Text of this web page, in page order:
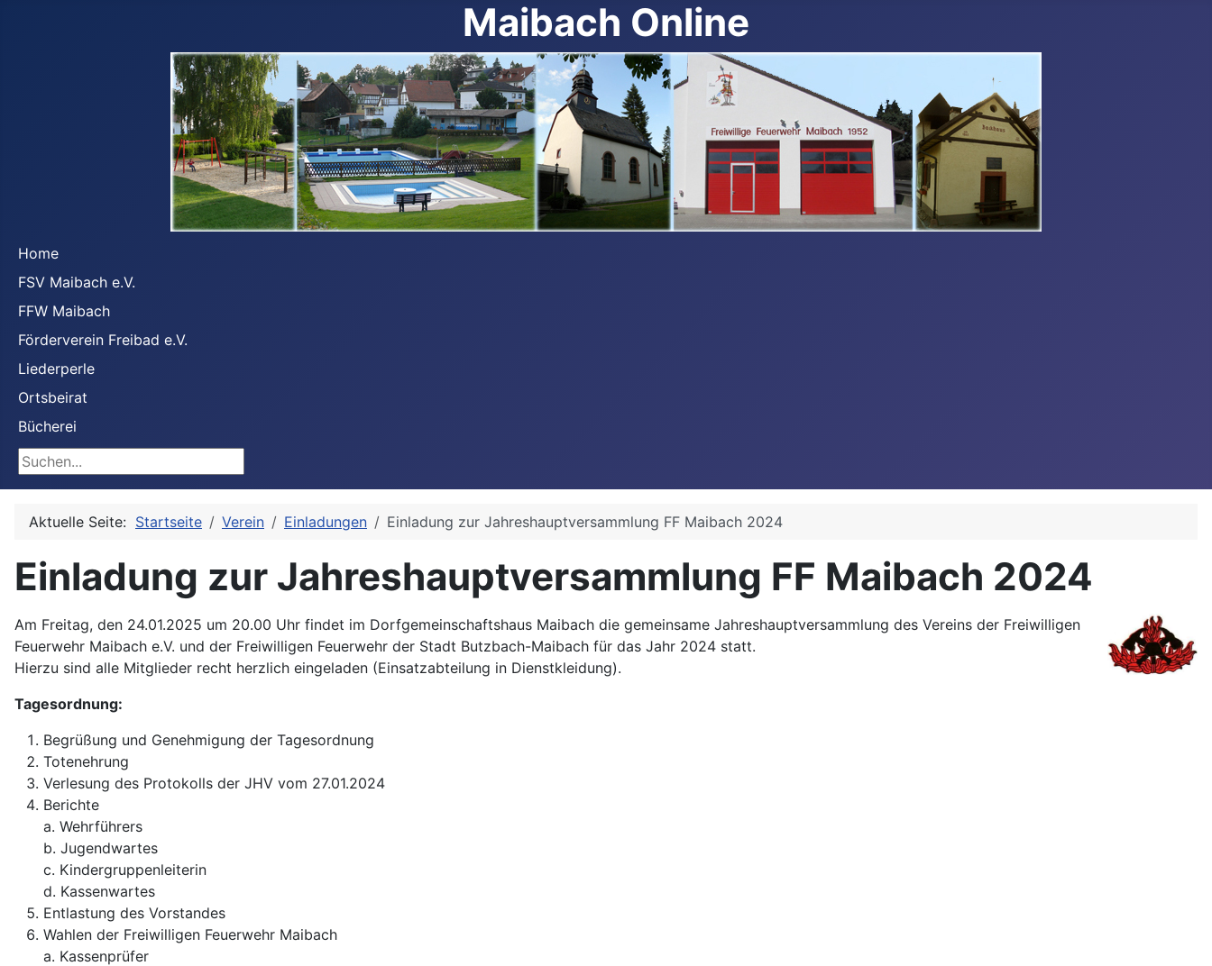
Maibach Online
Home
FSV Maibach e.V.
FFW Maibach
Förderverein Freibad e.V.
Liederperle
Ortsbeirat
Bücherei
Suchen
Aktuelle Seite: Startseite Verein Einladungen Einladung zur Jahreshauptversammlung FF Maibach 2024
Einladung zur Jahreshauptversammlung FF Maibach 2024
Am Freitag, den 24.01.2025 um 20.00 Uhr findet im Dorfgemeinschaftshaus Maibach die gemeinsame Jahreshauptversammlung des Vereins der Freiwilligen
Feuerwehr Maibach e.V. und der Freiwilligen Feuerwehr der Stadt Butzbach-Maibach für das Jahr 2024 statt.
Hierzu sind alle Mitglieder recht herzlich eingeladen (Einsatzabteilung in Dienstkleidung).
Tagesordnung:
Begrüßung und Genehmigung der Tagesordnung
Totenehrung
Verlesung des Protokolls der JHV vom 27.01.2024
Berichte
a. Wehrführers
b. Jugendwartes
c. Kindergruppenleiterin
d. Kassenwartes
Entlastung des Vorstandes
Wahlen der Freiwilligen Feuerwehr Maibach
a. Kassenprüfer